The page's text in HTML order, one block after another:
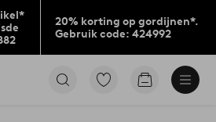
20% korting op gordijnen*.
Gebruik code: 424992
Ga
Go